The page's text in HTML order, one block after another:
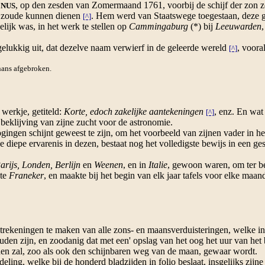
, op den zesden van Zomermaand 1761, voorbij de schijf der zon
kunnen dienen [^]. Hem werd van Staatswege toegestaan, deze
was, in het werk te stellen op Cammingaburg(*) bij Leeuwarden
uit, dat dezelve naam verwierf in de geleerde wereld [^], vooral
afgebroken.
werkje, getiteld: Korte, edoch zakelijke aantekeningen [^], enz. En
van zijne zucht voor de astronomie.
schijnt geweest te zijn, om het voorbeeld van zijnen vader in
ervarenis in dezen, bestaat nog het volledigste bewijs in een
Londen, Berlijnen Weenen, en in Italie, gewoon waren, om ter
Franeker, en maakte bij het begin van elk jaar tafels voor elke
te maken van alle zons- en maansverduisteringen, welke
zijn, en zoodanig dat met een' opslag van het oog het uur van
zal, zoo als ook den schijnbaren weg van de maan, gewaar wordt.
welke bij de honderd bladzijden in folio beslaat, insgelijks